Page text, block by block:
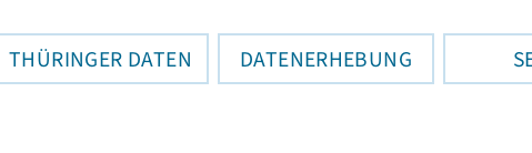
THÜRINGER DATEN DATENERHEBUNG